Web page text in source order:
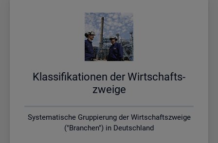
Klas­si­fi­ka­tio­nen der Wirt­schafts­
zwei­ge
Systematische Gruppierung der Wirtschaftszweige
("Branchen") in Deutschland